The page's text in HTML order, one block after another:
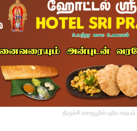
திருச்சி உறையூரில் புதிய உதயம்...